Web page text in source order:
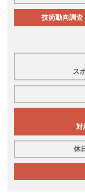
技術動向調
ス
対
休